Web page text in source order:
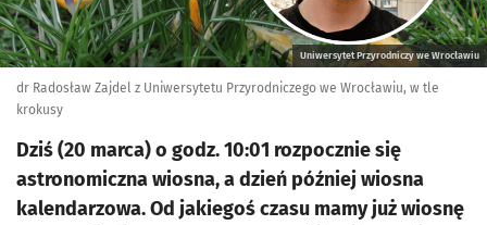
Uniwersytet Przyrodniczy we Wrocławiu
dr Radosław Zajdel z Uniwersytetu Przyrodniczego we Wrocławiu, w tle
krokusy
Dziś (20 marca) o godz. 10:01 rozpocznie się
astronomiczna wiosna, a dzień później wiosna
kalendarzowa. Od jakiegoś czasu mamy już wiosnę